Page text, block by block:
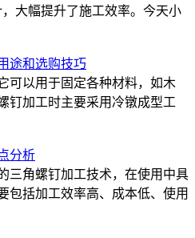
大幅提升了施工效率。今天小
途和选购技巧
以用于固定各种材料，如木
钉加工时主要采用冷镦成型工
分析
角螺钉加工技术，在使用中具
包括加工效率高、成本低、使用